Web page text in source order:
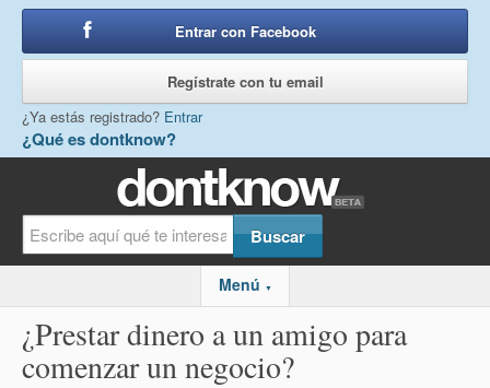
¿Qué es dontknow?
Entrar con Facebook
Regístrate con tu email
¿Ya estás registrado? Entrar
Menú ▼
¿Prestar dinero a un amigo para
comenzar un negocio?